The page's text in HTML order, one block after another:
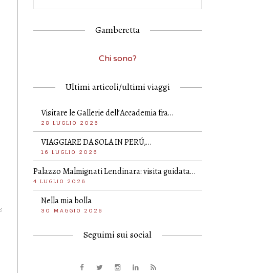
Gamberetta
Chi sono?
Ultimi articoli/ultimi viaggi
Visitare le Gallerie dell’Accademia fra…
28 LUGLIO 2026
VIAGGIARE DA SOLA IN PERÚ,…
16 LUGLIO 2026
Palazzo Malmignati Lendinara: visita guidata…
4 LUGLIO 2026
Nella mia bolla
30 MAGGIO 2026
Seguimi sui social